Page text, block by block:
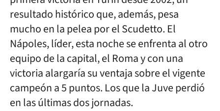
resultado histórico que, además, pesa
mucho en la pelea por el Scudetto. El
Nápoles, líder, esta noche se enfrenta al otro
equipo de la capital, el Roma y con una
victoria alargaría su ventaja sobre el vigente
campeón a 5 puntos. Los que la Juve perdió
en las últimas dos jornadas.